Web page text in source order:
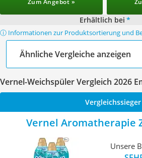
Zum Angebot »
Erhältlich bei *
ⓘ Informationen zur Produktsortierung und
Ähnliche Vergleiche anzeigen
Vernel-Weichspüler Vergleich 2026
Vergleichssieger
Vernel Aromatherapie
Unsere